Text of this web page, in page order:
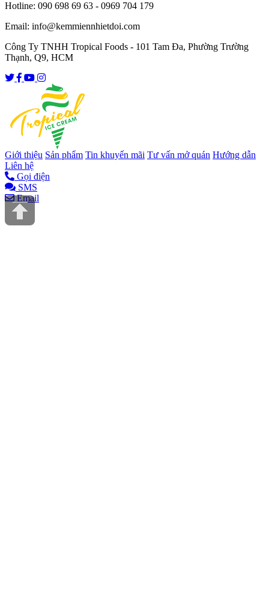
Hotline: 090 698 69 63 - 0969 704 179
Email: info@kemmiennhietdoi.com
Công Ty TNHH Tropical Foods - 101 Tam Đa, Phường Trường
Thạnh, Q9, HCM
Giới thiệu Sản phẩm Tin khuyến mãi Tư vấn mở quán Hướng dẫn
Liên hệ
Gọi điện
SMS
Email